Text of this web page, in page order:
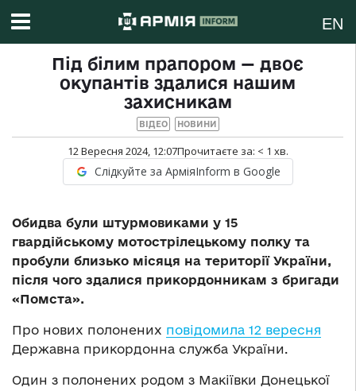
EN
Під білим прапором — двоє
окупантів здалися нашим
захисникам
ВІДЕО НОВИНИ
12 Вересня 2024, 12:07Прочитаєте за: < 1 хв.
Слідкуйте за АрміяInform в Google
Обидва були штурмовиками у 15
гвардійському мотострілецькому полку та
пробули близько місяця на території України,
після чого здалися прикордонникам з бригади
«Помста».
Про нових полонених повідомила 12 вересня
Державна прикордонна служба України.
Один з полонених родом з Макіївки Донецької